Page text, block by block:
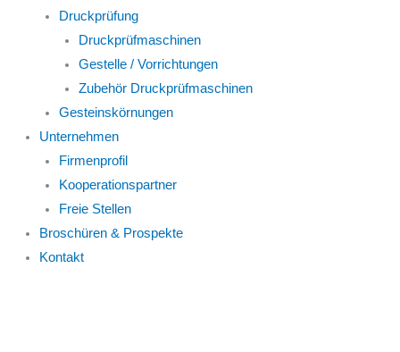
Druckprüfung
Druckprüfmaschinen
Gestelle / Vorrichtungen
Zubehör Druckprüfmaschinen
Gesteinskörnungen
Unternehmen
Firmenprofil
Kooperationspartner
Freie Stellen
Broschüren & Prospekte
Kontakt